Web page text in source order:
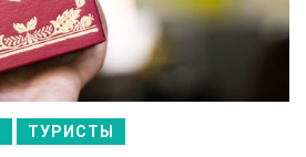
ТУРИСТЫ